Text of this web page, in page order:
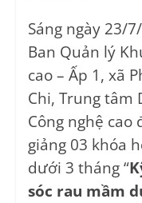
Sáng ngày 23/
Ban Quản lý
cao – Ấp 1, xã
Chi, Trung tâm
Công nghệ
giảng 03 khóa
dưới 3 tháng “
sóc rau mầm